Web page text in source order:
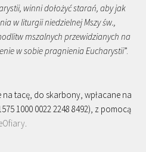
winni dołożyć starań, aby jak
w liturgii niedzielnej Mszy św.,
mszalnych przewidzianych na
w sobie pragnienia Eucharystii”.
na tacę, do skarbony, wpłacane na
1000 0022 2248 8492), z pomocą